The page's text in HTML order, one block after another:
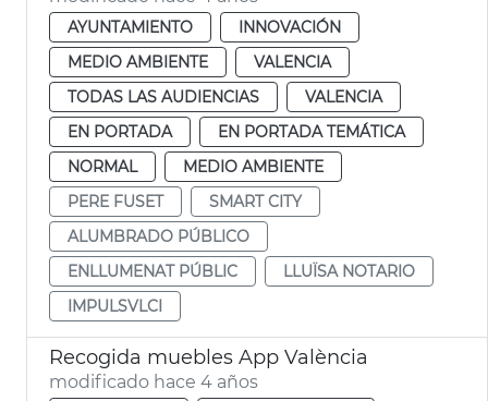
AYUNTAMIENTO
INNOVACIÓN
MEDIO AMBIENTE
VALENCIA
TODAS LAS AUDIENCIAS
VALENCIA
EN PORTADA
EN PORTADA TEMÁTICA
NORMAL
MEDIO AMBIENTE
PERE FUSET
SMART CITY
ALUMBRADO PÚBLICO
ENLLUMENAT PÚBLIC
LLUÏSA NOTARIO
IMPULSVLCI
Recogida muebles App València
modificado hace 4 años